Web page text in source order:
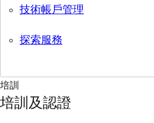
技術帳戶管理
探索服務
培訓
培訓及認證